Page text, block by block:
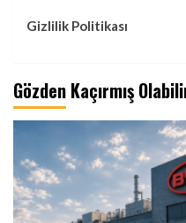
Gizlilik Politikası
Gözden Kaçırmış